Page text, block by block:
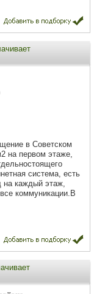
в Советском
на первом этаже,
система, есть
на каждый этаж,
коммуникации.В